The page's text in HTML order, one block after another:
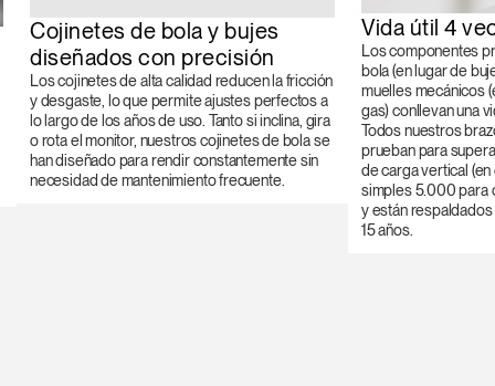
Cojinetes de bola y bujes
diseñados con precisión
Los cojinetes de alta calidad reducen la fricción
y desgaste, lo que permite ajustes perfectos a
lo largo de los años de uso. Tanto si inclina, gira
o rota el monitor, nuestros cojinetes de bola se
han diseñado para rendir constantemente sin
necesidad de mantenimiento frecuente.
Vida útil 4
Los componentes
bola (en lugar de
muelles mecánicos
gas) conllevan una
Todos nuestros
prueban para
de carga vertical
simples 5.000 para
y están
15 años.